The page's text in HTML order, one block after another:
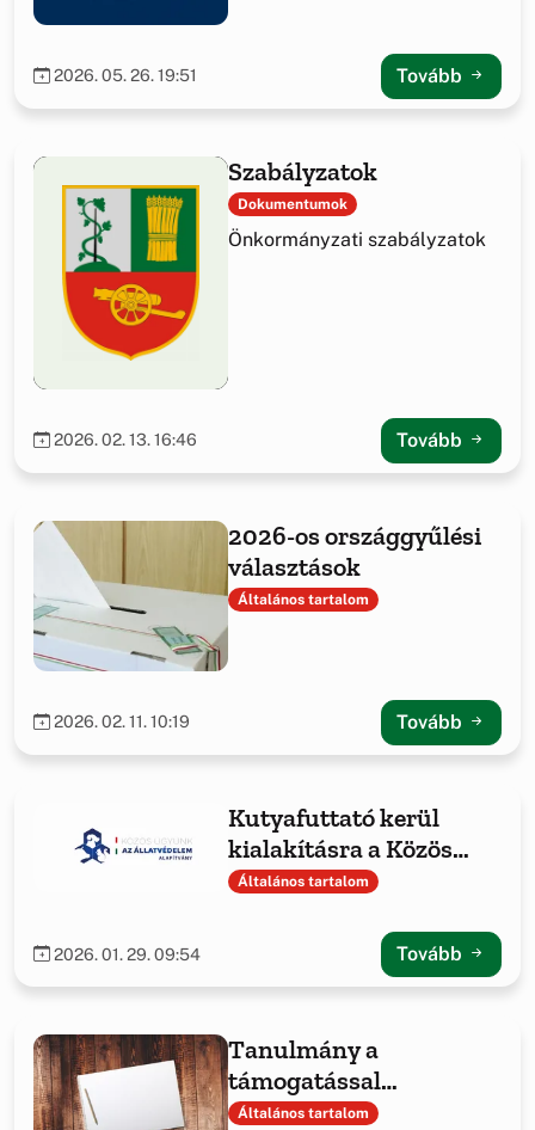
2026. 05. 26. 19:51 Tovább
Szabályzatok
Dokumentumok
Önkormányzati szabályzatok
2026. 02. 13. 16:46 Tovább
2026-os országgyűlési
választások
Általános tartalom
2026. 02. 11. 10:19 Tovább
Kutyafuttató kerül
kialakításra a Közös
ügyünk az állatvédelem
támogatásával
Általános tartalom
2026. 01. 29. 09:54 Tovább
Tanulmány a
támogatással
megvalósult projekt
Általános tartalom